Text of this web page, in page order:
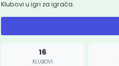
Klubovi u igri za igrača.
16
KLUBOVI